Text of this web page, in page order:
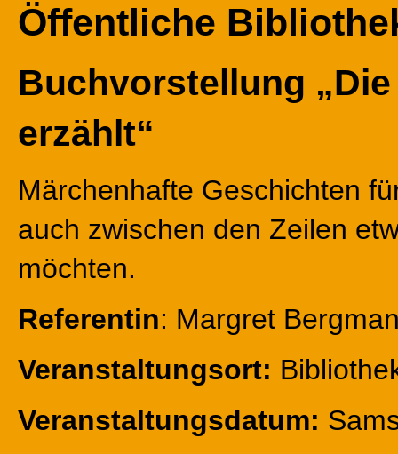
Öffentliche
Buchvorstellung
erzählt“
Märchenhafte Geschichten
auch zwischen den Zeilen
möchten.
Referentin: Margret
Veranstaltungsort:
Veranstaltungsdatum: